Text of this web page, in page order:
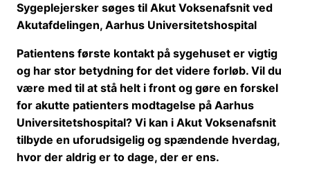
Sygeplejersker søges til Akut Voksenafsnit ved
Akutafdelingen, Aarhus Universitetshospital
Patientens første kontakt på sygehuset er vigtig
og har stor betydning for det videre forløb. Vil du
være med til at stå helt i front og gøre en forskel
for akutte patienters modtagelse på Aarhus
Universitetshospital? Vi kan i Akut Voksenafsnit
tilbyde en uforudsigelig og spændende hverdag,
hvor der aldrig er to dage, der er ens.